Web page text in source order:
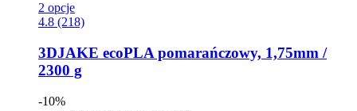
2 opcje
4.8 (218)
3DJAKE ecoPLA pomarańczowy, 1,75mm /
2300 g
-10%